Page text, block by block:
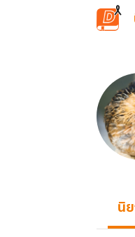
ข้ามไปยังเนื้อหาหลัก
นิ